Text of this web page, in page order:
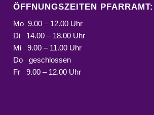
ÖFFNUNGSZEITEN PFARRAMT:
Mo 9.00 – 12.00 Uhr
Di 14.00 – 18.00 Uhr
Mi 9.00 – 11.00 Uhr
Do geschlossen
Fr 9.00 – 12.00 Uhr